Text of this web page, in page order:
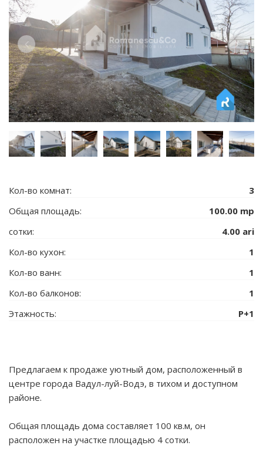
Кол-во комнат:
3
Общая площадь:
100.00 mp
сотки:
4.00 ari
Кол-во кухон:
1
Кол-во ванн:
1
Кол-во балконов:
1
Этажность:
P+1
Предлагаем к продаже уютный дом, расположенный в
центре города Вадул-луй-Водэ, в тихом и доступном
районе.
Общая площадь дома составляет 100 кв.м, он
расположен на участке площадью 4 сотки.